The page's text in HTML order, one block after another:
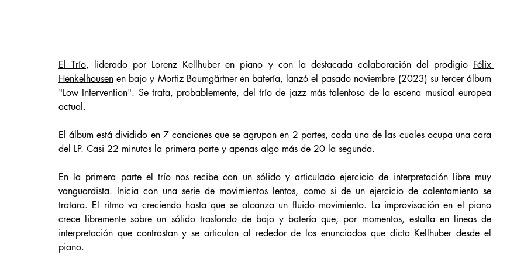
El Trío, liderado por Lorenz Kellhuber en piano y con la destacada colaboración del prodigio Félix
Henkelhousen en bajo y Mortiz Baumgärtner en batería, lanzó el pasado noviembre (2023) su tercer álbum
"Low Intervention". Se trata, probablemente, del trío de jazz más talentoso de la escena musical europea
actual.
El álbum está dividido en 7 canciones que se agrupan en 2 partes, cada una de las cuales ocupa una cara
del LP. Casi 22 minutos la primera parte y apenas algo más de 20 la segunda.
En la primera parte el trío nos recibe con un sólido y articulado ejercicio de interpretación libre muy
vanguardista. Inicia con una serie de movimientos lentos, como si de un ejercicio de calentamiento se
tratara. El ritmo va creciendo hasta que se alcanza un fluido movimiento. La improvisación en el piano
crece libremente sobre un sólido trasfondo de bajo y batería que, por momentos, estalla en líneas de
interpretación que contrastan y se articulan al rededor de los enunciados que dicta Kellhuber desde el
piano.